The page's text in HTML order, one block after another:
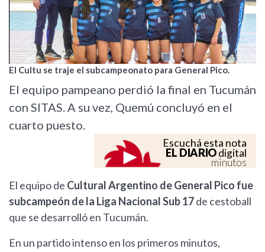
El Cultu se traje el subcampeonato para General Pico.
El equipo pampeano perdió la final en Tucumán
con SITAS. A su vez, Quemú concluyó en el
cuarto puesto.
Escuchá esta nota
EL DIARIOdigital
minutos
El equipo de Cultural Argentino de General Pico fue
subcampeón de la Liga Nacional Sub 17de cestoball
que se desarrolló en Tucumán.
En un partido intenso en los primeros minutos,